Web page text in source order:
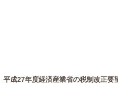
平成27年度経済産業省の税制改正要